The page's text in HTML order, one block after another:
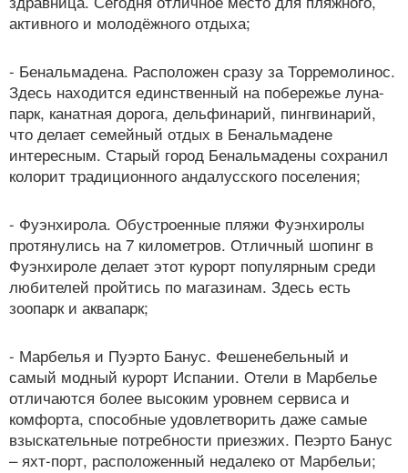
активного и молодёжного отдыха;
- Бенальмадена. Расположен сразу за Торремолинос.
Здесь находится единственный на побережье луна-
парк, канатная дорога, дельфинарий, пингвинарий,
что делает семейный отдых в Бенальмадене
интересным. Старый город Бенальмадены сохранил
колорит традиционного андалусского поселения;
- Фуэнхирола. Обустроенные пляжи Фуэнхиролы
протянулись на 7 километров. Отличный шопинг в
Фуэнхироле делает этот курорт популярным среди
любителей пройтись по магазинам. Здесь есть
зоопарк и аквапарк;
- Марбелья и Пуэрто Банус. Фешенебельный и
самый модный курорт Испании. Отели в Марбелье
отличаются более высоким уровнем сервиса и
комфорта, способные удовлетворить даже самые
взыскательные потребности приезжих. Пеэрто Банус
– яхт-порт, расположенный недалеко от Марбельи;